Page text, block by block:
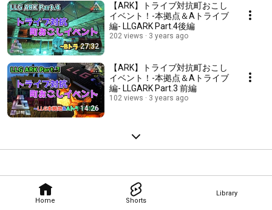
Home Shorts
Library
27:32
【ARK】トライブ対抗町おこし
イベント！-本拠点＆Aトライブ
編- LLGARK Part.4後編
202 views 3 years ago
14:26
【ARK】トライブ対抗町おこし
イベント！-本拠点＆Aトライブ
編- LLGARK Part.3 前編
102 views 3 years ago